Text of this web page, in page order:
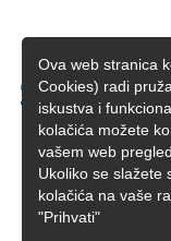
ŽELITE
Ukoliko ste
Ova web stranica
Cookies) radi
iskustva i
kolačića možete
vašem web
Ukoliko se slažete
kolačića na vaše
"Prihvati"